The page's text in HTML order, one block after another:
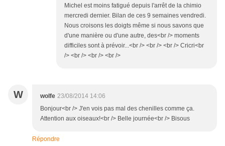
Michel est moins fatigué depuis l'arrêt de la chimio
mercredi dernier. Bilan de ces 9 semaines vendredi.
Nous croisons les doigts même si nous savons que
d'une manière ou d'une autre, des<br /> moments
difficiles sont à prévoir...<br /> <br /> <br /> Cricri<br
/> <br /> <br /> <br />
W wolfe 23/08/2014 14:06
Bonjour<br /> J'en vois pas mal des chenilles comme ça.
Attention aux oiseaux!<br /> Belle journée<br /> Bisous
Répondre